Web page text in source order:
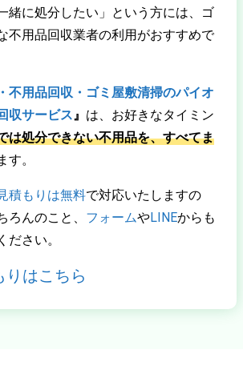
緒に処分したい」という方には、ゴ
不用品回収業者の利用がおすすめで
不用品回収・ゴミ屋敷清掃のパイオ
収サービス 』 は、 お好きなタイミン
は処分できない不用品を、すべてま
す。
積もりは無料で対応いたしますの
ろんのこと、 フォームやLINEからも
ださい。
りはこちら